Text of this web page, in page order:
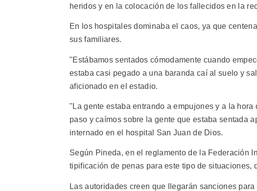
heridos y en la colocación de los fallecidos en la
En los hospitales dominaba el caos, ya que
sus familiares.
"Estábamos sentados cómodamente cuando
estaba casi pegado a una baranda caí al suelo y
aficionado en el estadio.
"La gente estaba entrando a empujones y a la
paso y caímos sobre la gente que estaba sentada
internado en el hospital San Juan de Dios.
Según Pineda, en el reglamento de la Federación
tipificación de penas para este tipo de situaciones,
Las autoridades creen que llegarán sanciones